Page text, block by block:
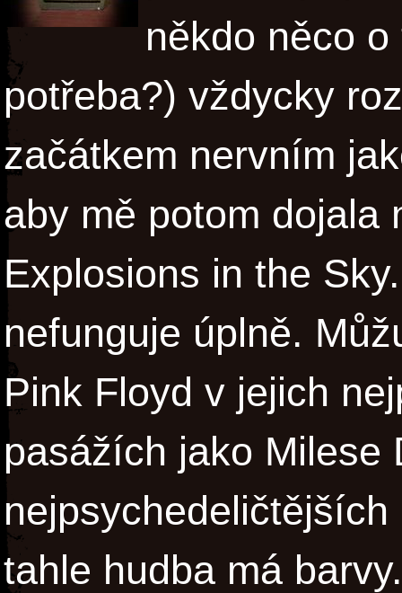
někdo něco
potřeba?) vždycky
začátkem nervním
aby mě potom dojala
Explosions in the
nefunguje úplně.
Pink Floyd v jejich
pasážích jako Milese
tahle hudba má